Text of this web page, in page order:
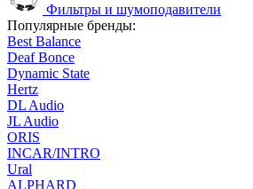
Фильтры и шумоподавители
Популярные бренды:
Best Balance
Deaf Bonce
Dynamic State
Hertz
DL Audio
JL Audio
ORIS
INCAR/INTRO
Ural
ALPHARD